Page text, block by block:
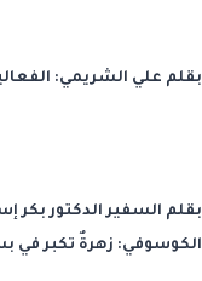
بقلم علي الشريمي:
بقلم السفير الدكتور بكر
الكوسوفي: زهرةٌ تكبر في